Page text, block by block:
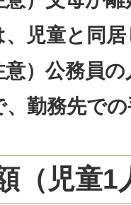
、児童と同
意）公務員
、勤務先で
（児童1